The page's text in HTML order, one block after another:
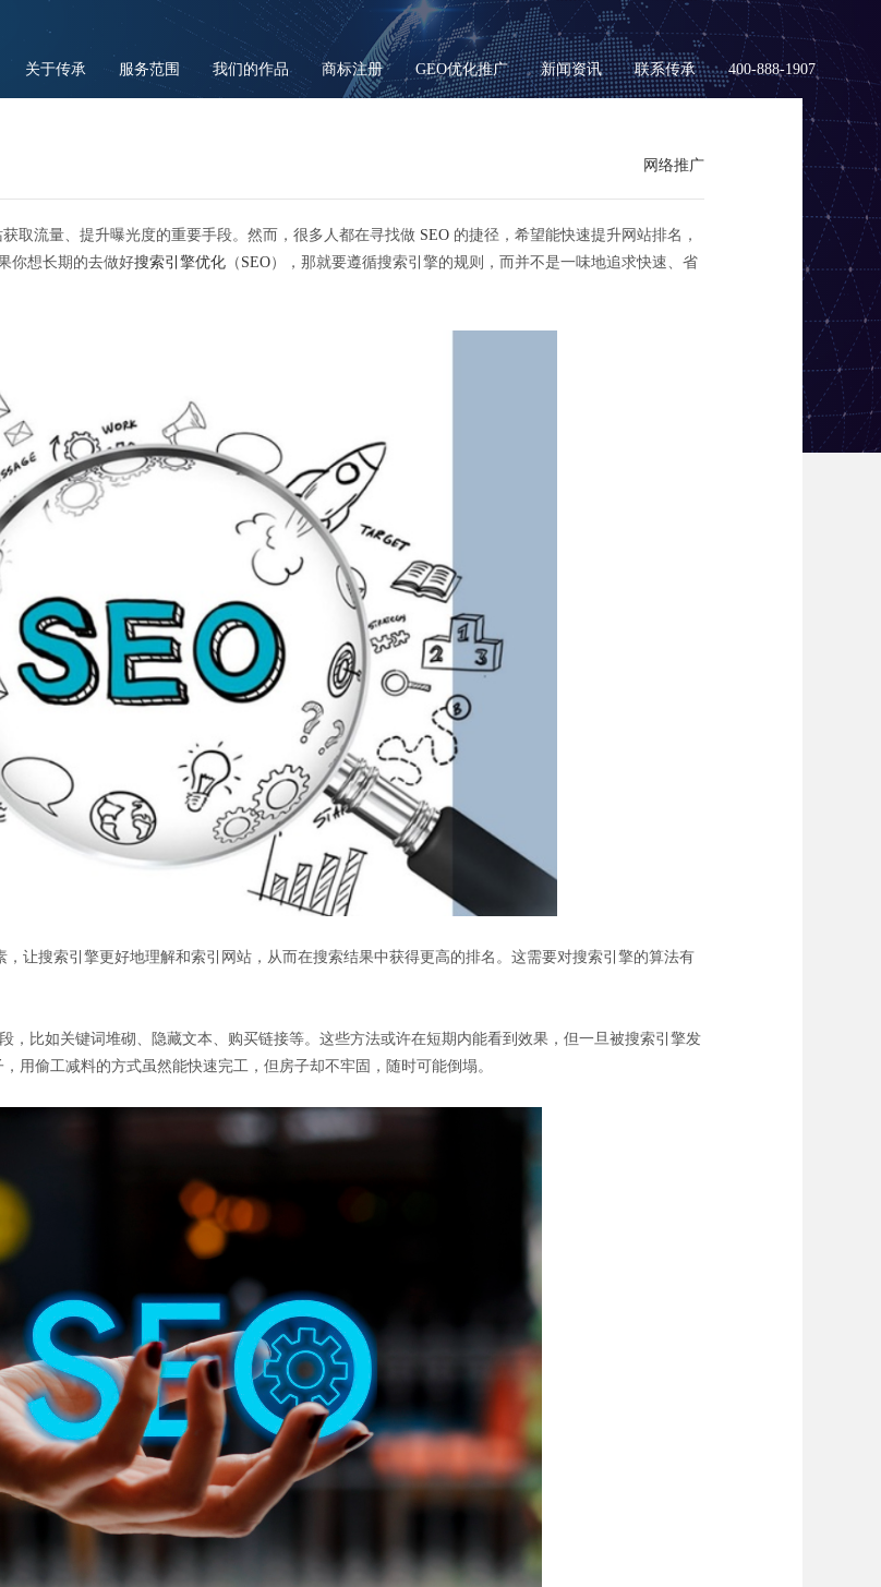
关于传承 服务范围 我们的作品 商标注册 GEO优化推广 新闻资讯 联系传承 400-888-1907
网络推广
取流量、提升曝光度的重要手段。然而，很多人都在寻找做 SEO 的捷径，希望能快速提升网站排名，
你想长期的去做好搜索引擎优化 （ SEO），那就要遵循搜索引擎的规则，而并不是一味地追求快速、省
让搜索引擎更好地理解和索引网站，从而在搜索结果中获得更高的排名。这需要对搜索引擎的算法有
，比如关键词堆砌、隐藏文本、购买链接等。这些方法或许在短期内能看到效果，但一旦被搜索引擎发
用偷工减料的方式虽然能快速完工，但房子却不牢固，随时可能倒塌。